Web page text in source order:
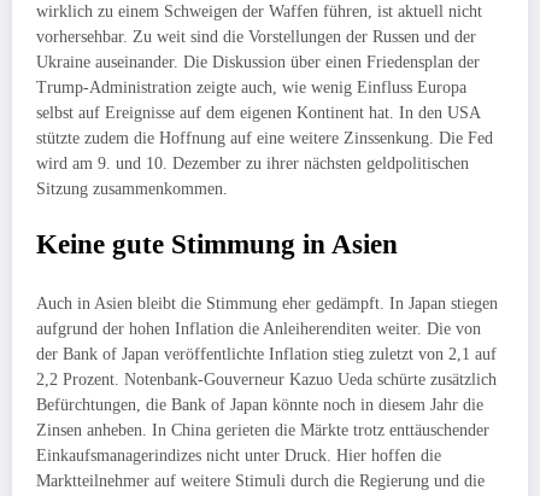
wirklich zu einem Schweigen der Waffen führen, ist aktuell nicht
vorhersehbar. Zu weit sind die Vorstellungen der Russen und der
Ukraine auseinander. Die Diskussion über einen Friedensplan der
Trump-Administration zeigte auch, wie wenig Einfluss Europa
selbst auf Ereignisse auf dem eigenen Kontinent hat. In den USA
stützte zudem die Hoffnung auf eine weitere Zinssenkung. Die Fed
wird am 9. und 10. Dezember zu ihrer nächsten geldpolitischen
Sitzung zusammenkommen.
Keine gute Stimmung in Asien
Auch in Asien bleibt die Stimmung eher gedämpft. In Japan stiegen
aufgrund der hohen Inflation die Anleiherenditen weiter. Die von
der Bank of Japan veröffentlichte Inflation stieg zuletzt von 2,1 auf
2,2 Prozent. Notenbank-Gouverneur Kazuo Ueda schürte zusätzlich
Befürchtungen, die Bank of Japan könnte noch in diesem Jahr die
Zinsen anheben. In China gerieten die Märkte trotz enttäuschender
Einkaufsmanagerindizes nicht unter Druck. Hier hoffen die
Marktteilnehmer auf weitere Stimuli durch die Regierung und die